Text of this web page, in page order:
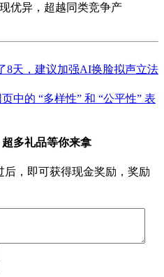
优异，超越同类竞争产
8天，建议加强AI换脸拟声立法
中的 “多样性” 和 “公平性” 表
多礼品等你来拿
，即可获得现金奖励，奖励